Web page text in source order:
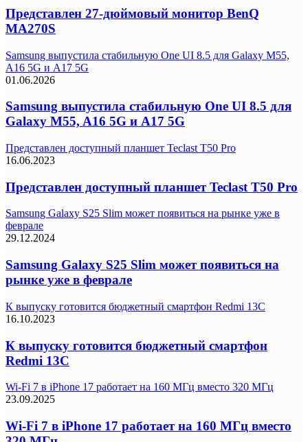
Представлен 27-дюймовый монитор BenQ
MA270S
Samsung выпустила стабильную One UI 8.5 для Galaxy M55,
A16 5G и A17 5G
01.06.2026
Samsung выпустила стабильную One UI 8.5 для
Galaxy M55, A16 5G и A17 5G
Представлен доступный планшет Teclast T50 Pro
16.06.2023
Представлен доступный планшет Teclast T50 Pro
Samsung Galaxy S25 Slim может появиться на рынке уже в
феврале
29.12.2024
Samsung Galaxy S25 Slim может появиться на
рынке уже в феврале
К выпуску готовится бюджетный смартфон Redmi 13C
16.10.2023
К выпуску готовится бюджетный смартфон
Redmi 13C
Wi-Fi 7 в iPhone 17 работает на 160 МГц вместо 320 МГц
23.09.2025
Wi-Fi 7 в iPhone 17 работает на 160 МГц вместо